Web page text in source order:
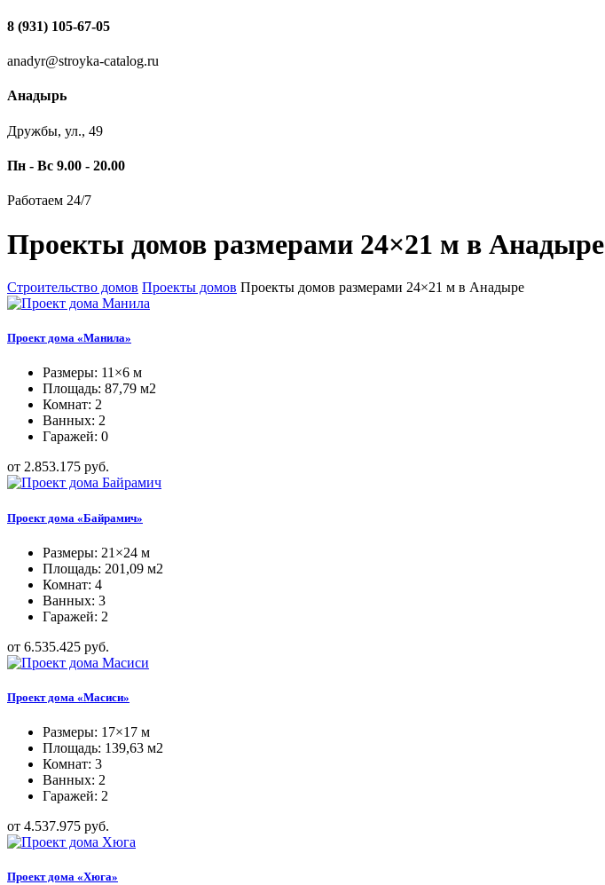
8 (931) 105-67-05
anadyr@stroyka-catalog.ru
Анадырь
Дружбы, ул., 49
Пн - Вс 9.00 - 20.00
Работаем 24/7
Проекты домов размерами 24×21 м в Анадыре
Строительство домов Проекты домов Проекты домов размерами 24×21 м в Анадыре
Проект дома «Манила»
Размеры: 11×6 м
Площадь: 87,79 м2
Комнат: 2
Ванных: 2
Гаражей: 0
от 2.853.175 руб.
Проект дома «Байрамич»
Размеры: 21×24 м
Площадь: 201,09 м2
Комнат: 4
Ванных: 3
Гаражей: 2
от 6.535.425 руб.
Проект дома «Масиси»
Размеры: 17×17 м
Площадь: 139,63 м2
Комнат: 3
Ванных: 2
Гаражей: 2
от 4.537.975 руб.
Проект дома «Хюга»